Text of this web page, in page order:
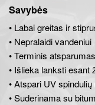
Savybės
• Labai greitas ir
• Nepralaidi vandeniui
• Terminis
• Išlieka lanksti esant
• Atspari UV
• Suderinama su